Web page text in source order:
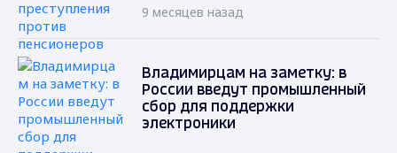
9 месяцев назад
Владимирцам на заметку: в
России введут промышленный
сбор для поддержки
электроники